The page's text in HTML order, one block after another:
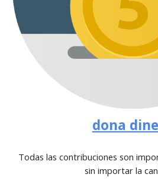
dona
Todas las contribuciones son
sin importar la